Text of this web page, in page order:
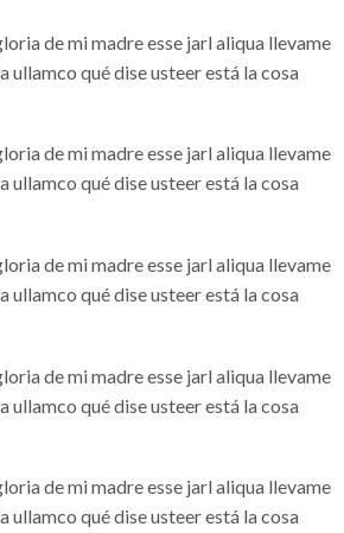
de mi madre esse jarl aliqua llevame
ullamco qué dise usteer está la cosa
de mi madre esse jarl aliqua llevame
ullamco qué dise usteer está la cosa
de mi madre esse jarl aliqua llevame
ullamco qué dise usteer está la cosa
de mi madre esse jarl aliqua llevame
ullamco qué dise usteer está la cosa
de mi madre esse jarl aliqua llevame
ullamco qué dise usteer está la cosa